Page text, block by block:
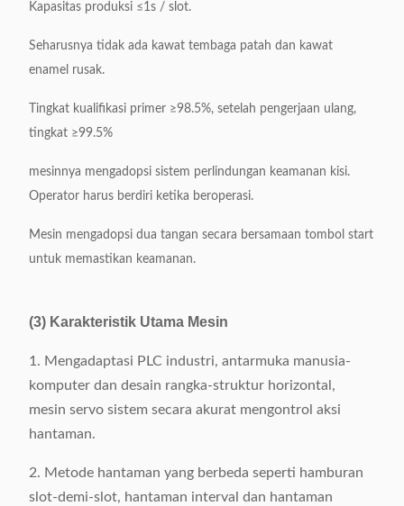
Kapasitas produksi ≤1s / slot.
Seharusnya tidak ada kawat tembaga patah dan kawat
enamel rusak.
Tingkat kualifikasi primer ≥98.5%, setelah pengerjaan ulang,
tingkat ≥99.5%
mesinnya mengadopsi sistem perlindungan keamanan kisi.
Operator harus berdiri ketika beroperasi.
Mesin mengadopsi dua tangan secara bersamaan tombol start
untuk memastikan keamanan.
(3) Karakteristik Utama Mesin
1. Mengadaptasi PLC industri, antarmuka manusia-
komputer dan desain rangka-struktur horizontal,
mesin servo sistem secara akurat mengontrol aksi
hantaman.
2. Metode hantaman yang berbeda seperti hamburan
slot-demi-slot, hantaman interval dan hantaman